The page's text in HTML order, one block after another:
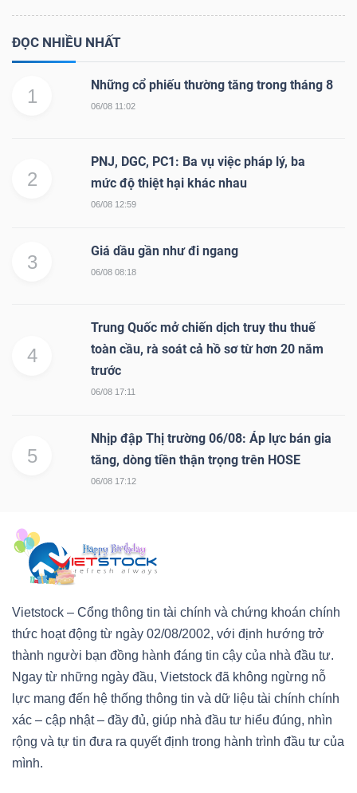
ĐỌC NHIỀU NHẤT
1
Những cổ phiếu thường tăng trong tháng 8
06/08 11:02
2
PNJ, DGC, PC1: Ba vụ việc pháp lý, ba
mức độ thiệt hại khác nhau
06/08 12:59
3
Giá dầu gần như đi ngang
06/08 08:18
4
Trung Quốc mở chiến dịch truy thu thuế
toàn cầu, rà soát cả hồ sơ từ hơn 20 năm
trước
06/08 17:11
5
Nhịp đập Thị trường 06/08: Áp lực bán gia
tăng, dòng tiền thận trọng trên HOSE
06/08 17:12
Vietstock – Cổng thông tin tài chính và chứng khoán chính
thức hoạt động từ ngày 02/08/2002, với định hướng trở
thành người bạn đồng hành đáng tin cậy của nhà đầu tư.
Ngay từ những ngày đầu, Vietstock đã không ngừng nỗ
lực mang đến hệ thống thông tin và dữ liệu tài chính chính
xác – cập nhật – đầy đủ, giúp nhà đầu tư hiểu đúng, nhìn
rộng và tự tin đưa ra quyết định trong hành trình đầu tư của
mình.